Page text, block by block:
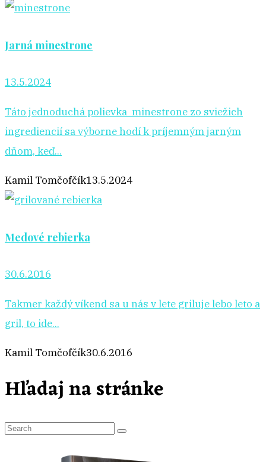
Jarná minestrone
13.5.2024
Táto jednoduchá polievka minestrone zo sviežich
ingrediencií sa výborne hodí k príjemným jarným
dňom, keď...
Kamil Tomčofčík13.5.2024
Medové rebierka
30.6.2016
Takmer každý víkend sa u nás v lete griluje lebo leto a
gril, to ide...
Kamil Tomčofčík30.6.2016
Hľadaj na stránke
S